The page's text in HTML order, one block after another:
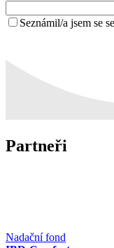
Seznámil/a jsem se se
Partneři
Nadační fond